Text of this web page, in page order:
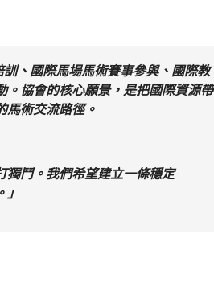
、國際馬場馬術賽事參與、國際教
。協會的核心願景，是把國際資源帶
馬術交流路徑。
獨鬥。我們希望建立一條穩定